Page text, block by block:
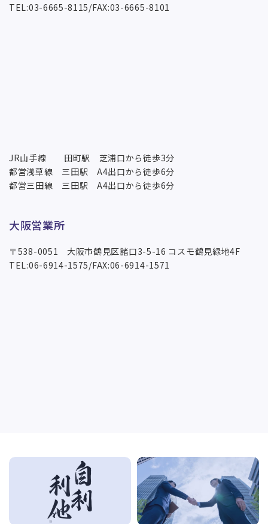
TEL:03-6665-8115/FAX:03-6665-8101
JR山手線 田町駅 芝浦口から徒歩3分
都営浅草線 三田駅 A4出口から徒歩6分
都営三田線 三田駅 A4出口から徒歩6分
大阪営業所
〒538-0051 大阪市鶴見区諸口3-5-16 コスモ鶴見緑地4F
TEL:06-6914-1575/FAX:06-6914-1571